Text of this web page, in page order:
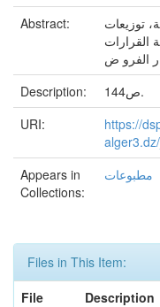
Abstract:
توزيعات
القرارات
الفرو ض
Description:
144ص.
URI:
https://
Appears in
Collections:
مطبوعات
Files in This Item:
File
Description